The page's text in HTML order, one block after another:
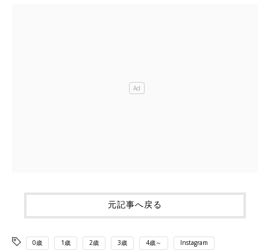
元記事へ戻る
0歳 1歳 2歳 3歳 4歳～ Instagram